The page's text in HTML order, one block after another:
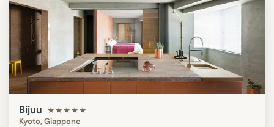
Bijuu ★★★★★
Kyoto, Giappone